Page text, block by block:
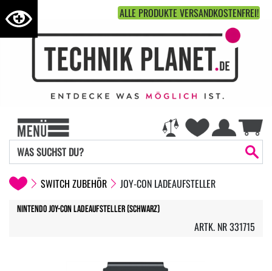
ALLE PRODUKTE VERSANDKOSTENFREI!
SWITCH ZUBEHÖR JOY-CON LADEAUFSTELLER
Nintendo Joy-Con Ladeaufsteller (Schwarz)
ARTK. NR 331715